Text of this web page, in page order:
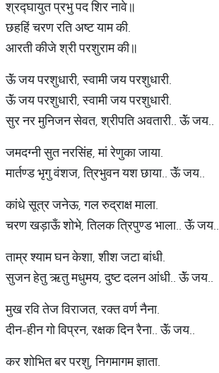
श्रद्घायुत प्रभु पद शिर नावे॥
छहहिं चरण रति अष्ट याम की.
आरती कीजे श्री परशुराम की॥
ऊॅं जय परशुधारी, स्वामी जय परशुधारी.
ऊॅं जय परशुधारी, स्वामी जय परशुधारी.
सुर नर मुनिजन सेवत, श्रीपति अवतारी.. ऊॅं जय..
जमदग्नी सुत नरसिंह, मां रेणुका जाया.
मार्तण्ड भृगु वंशज, त्रिभुवन यश छाया.. ऊॅं जय..
कांधे सूत्र जनेऊ, गल रुद्राक्ष माला.
चरण खड़ाऊँ शोभे, तिलक त्रिपुण्ड भाला.. ऊॅं जय..
ताम्र श्याम घन केशा, शीश जटा बांधी.
सुजन हेतु ऋतु मधुमय, दुष्ट दलन आंधी.. ऊॅं जय..
मुख रवि तेज विराजत, रक्त वर्ण नैना.
दीन-हीन गो विप्रन, रक्षक दिन रैना.. ऊॅं जय..
कर शोभित बर परशु, निगमागम ज्ञाता.